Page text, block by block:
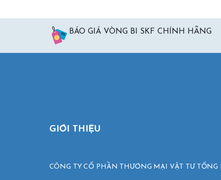
BÁO GIÁ VÒNG BI SKF CHÍNH HÃNG
GIỚI THIỆU
CÔNG TY CỔ PHẦN THƯƠNG MẠI VẬT TƯ